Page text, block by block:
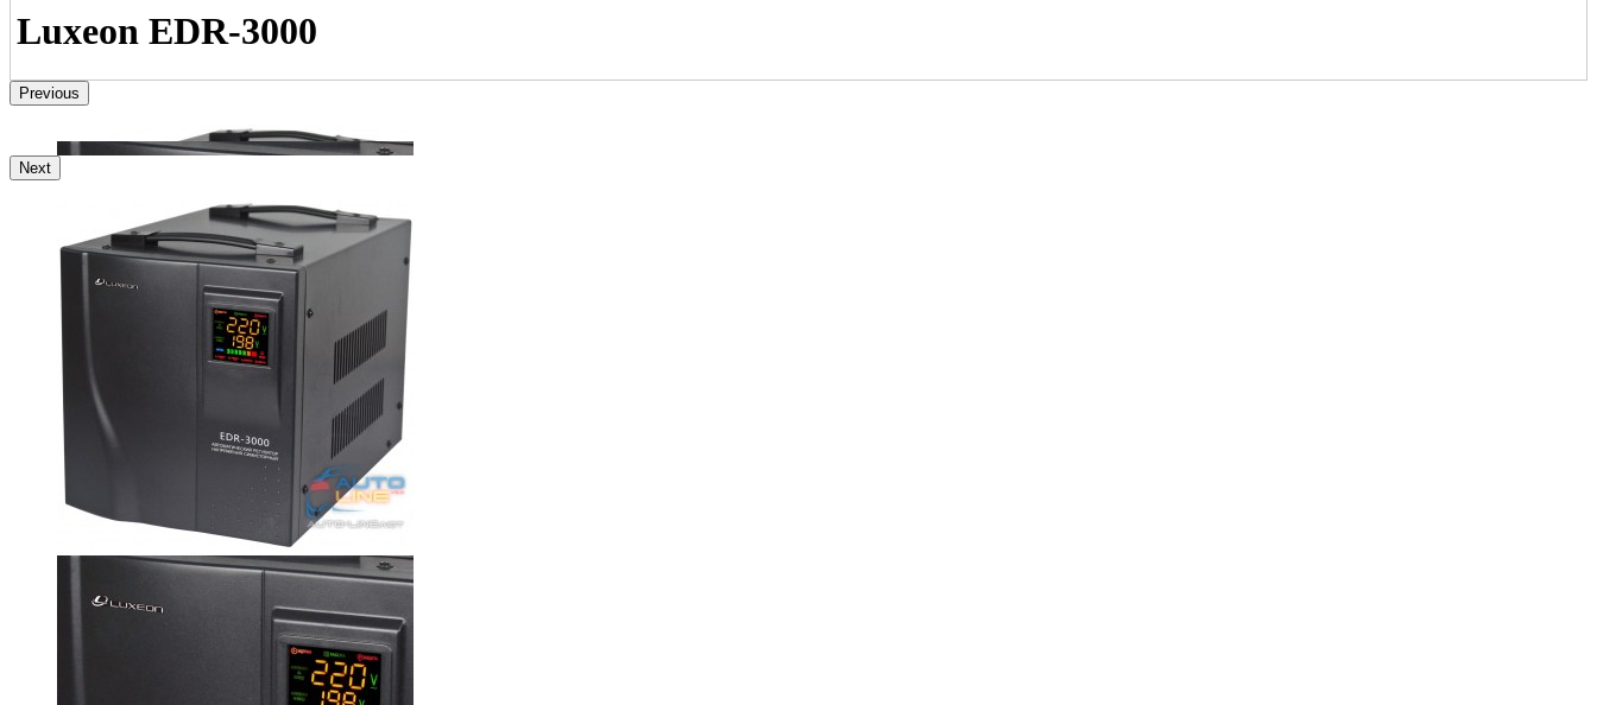
Luxeon EDR-3000